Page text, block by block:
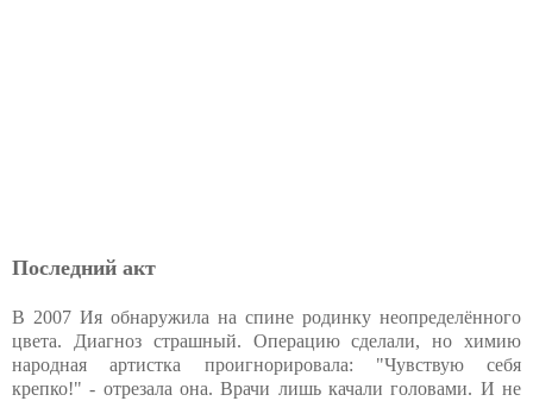
Последний акт
В 2007 Ия обнаружила на спине родинку неопределённого
цвета. Диагноз страшный. Операцию сделали, но химию
народная артистка проигнорировала: "Чувствую себя
крепко!" - отрезала она. Врачи лишь качали головами. И не